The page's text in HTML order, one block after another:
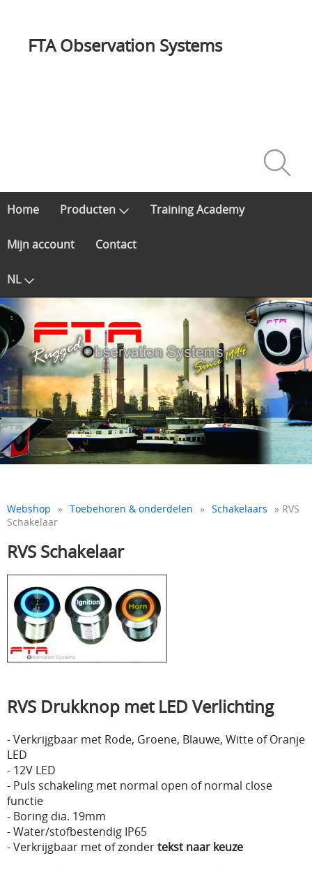
FTA Observation Systems
Home Producten Training Academy
Mijn account Contact
NL
Webshop » Toebehoren & onderdelen » Schakelaars
» RVS
Schakelaar
RVS Schakelaar
RVS Drukknop met LED Verlichting
- Verkrijgbaar met Rode, Groene, Blauwe, Witte of Oranje
LED
- 12V LED
- Puls schakeling met normal open of normal close
functie
- Boring dia. 19mm
- Water/stofbestendig IP65
- Verkrijgbaar met of zondertekst naar keuze